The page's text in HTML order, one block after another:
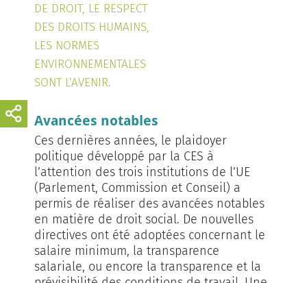
DE DROIT, LE RESPECT
DES DROITS HUMAINS,
LES NORMES
ENVIRONNEMENTALES
SONT L’AVENIR.
Avancées notables
Ces dernières années, le plaidoyer
politique développé par la CES à
l’attention des trois institutions de l’UE
(Parlement, Commission et Conseil) a
permis de réaliser des avancées notables
en matière de droit social. De nouvelles
directives ont été adoptées concernant le
salaire minimum, la transparence
salariale, ou encore la transparence et la